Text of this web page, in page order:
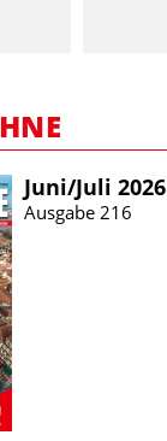
Juni/​Juli 2026
Ausgabe 216